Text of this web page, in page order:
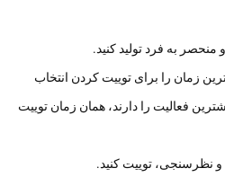
به فرد تولید کنید.
زمان را برای توییت کردن انتخاب
در ساعت ۸عصر بیشترین فعالیت را دارند، همان زمان توییت
و نظرسنجی، توییت کنید.